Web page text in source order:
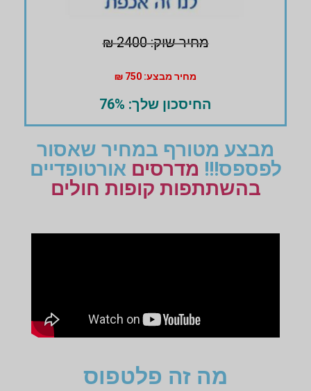
מחיר שוק: 2400 ₪
מחיר מבצע: 750 ₪
החיסכון שלך: 76%
מבצע מטורף במחיר שאסור
לפספס!!! מדרסים אורטופדיים
בהשתתפות קופות חולים
מה זה פלטפוס